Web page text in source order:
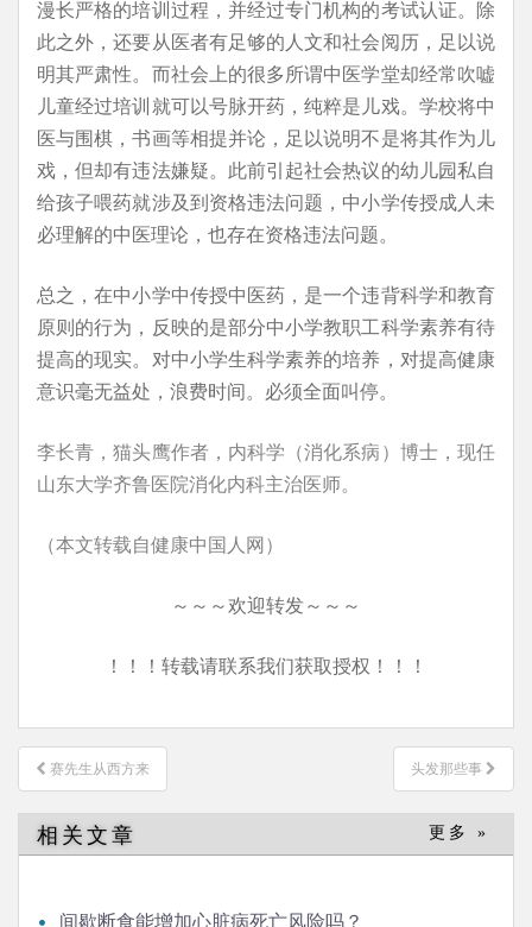
漫长严格的培训过程，并经过专门机构的考试认证。除
此之外，还要从医者有足够的人文和社会阅历，足以说
明其严肃性。而社会上的很多所谓中医学堂却经常吹嘘
儿童经过培训就可以号脉开药，纯粹是儿戏。学校将中
医与围棋，书画等相提并论，足以说明不是将其作为儿
戏，但却有违法嫌疑。此前引起社会热议的幼儿园私自
给孩子喂药就涉及到资格违法问题，中小学传授成人未
必理解的中医理论，也存在资格违法问题。
总之，在中小学中传授中医药，是一个违背科学和教育
原则的行为，反映的是部分中小学教职工科学素养有待
提高的现实。对中小学生科学素养的培养，对提高健康
意识毫无益处，浪费时间。必须全面叫停。
李长青，猫头鹰作者，内科学（消化系病）博士，现任
山东大学齐鲁医院消化内科主治医师。
（本文转载自健康中国人网）
～～～欢迎转发～～～
！！！转载请联系我们获取授权！！！
文
章
导
航
赛先生从西方来 头发那些事
相关文章 更多 »
间歇断食能增加心脏病死亡风险吗？